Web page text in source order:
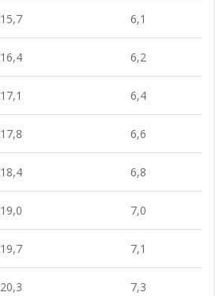
15,7 6,1
16,4 6,2
17,1 6,4
17,8 6,6
18,4 6,8
19,0 7,0
19,7 7,1
20,3 7,3